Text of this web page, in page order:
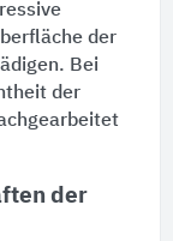
der
Bei
der
der